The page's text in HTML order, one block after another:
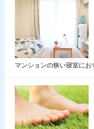
マンションの狭い寝室に